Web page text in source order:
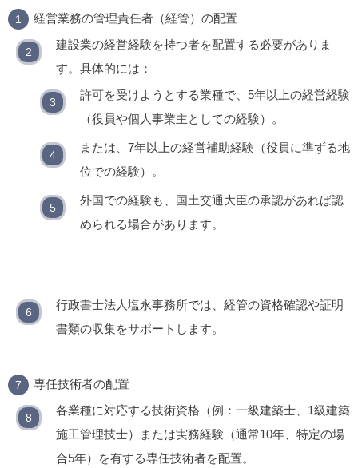
経営業務の管理責任者（経管）の配置
建設業の経営経験を持つ者を配置する必要がありま
す。具体的には：
許可を受けようとする業種で、5年以上の経営経験
（役員や個人事業主としての経験）。
または、7年以上の経営補助経験（役員に準ずる地
位での経験）。
外国での経験も、国土交通大臣の承認があれば認
められる場合があります。
行政書士法人塩永事務所では、経管の資格確認や証明
書類の収集をサポートします。
専任技術者の配置
各業種に対応する技術資格（例：一級建築士、1級建築
施工管理技士）または実務経験（通常10年、特定の場
合5年）を有する専任技術者を配置。